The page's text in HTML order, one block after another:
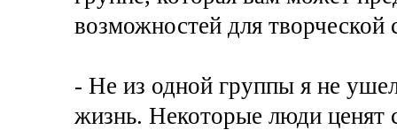
возможностей для творческой
- Не из одной группы я не
жизнь. Некоторые люди